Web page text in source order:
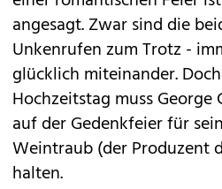
angesagt. Zwar sind die
Unkenrufen zum Trotz -
glücklich miteinander.
Hochzeitstag muss George
auf der Gedenkfeier für
Weintraub (der Produzent
halten.